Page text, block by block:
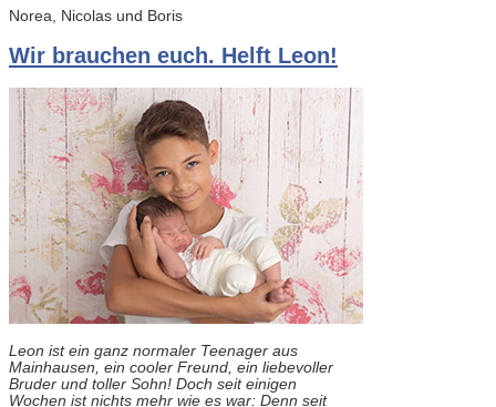
Norea, Nicolas und Boris
Wir brauchen euch. Helft Leon!
Leon ist ein ganz normaler Teenager aus
Mainhausen, ein cooler Freund, ein liebevoller
Bruder und toller Sohn! Doch seit einigen
Wochen ist nichts mehr wie es war: Denn seit